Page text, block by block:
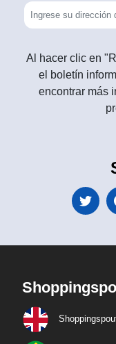
Al hacer clic en
el boletín
encontrar más